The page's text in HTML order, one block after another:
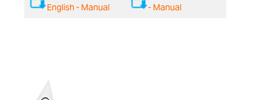
English - Manual
- Manual